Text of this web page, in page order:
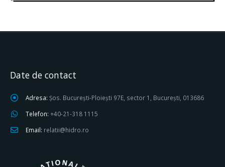
Date de contact
Adresa: Șos. București-Ploiești 97E, sector 1, București, 013686
Telefon: +40-21-318 1115
Email: relatii@hidro.ro